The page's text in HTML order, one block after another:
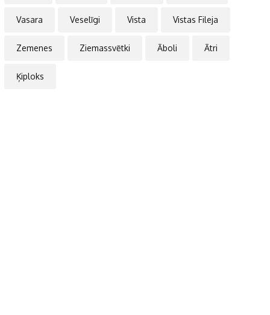
Vasara Veselīgi Vista Vistas Fileja
Zemenes Ziemassvētki Āboli Ātri
Ķiploks